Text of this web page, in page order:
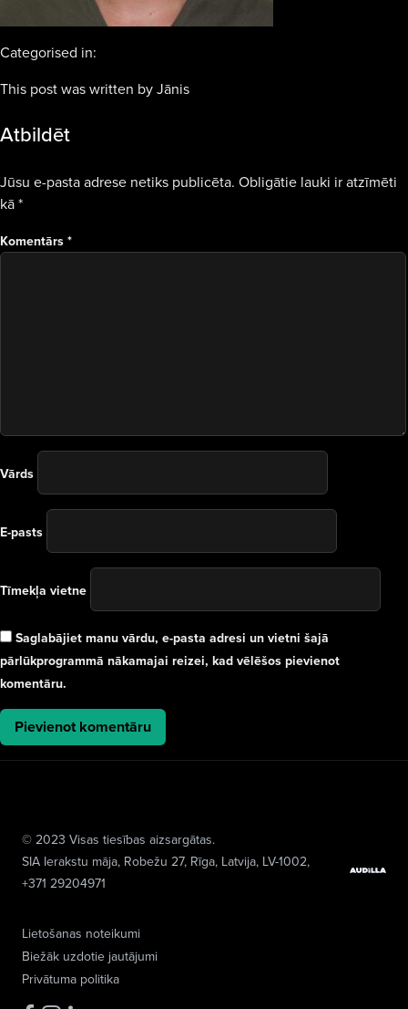
Categorised in:
This post was written by Jānis
Atbildēt
Jūsu e-pasta adrese netiks publicēta. Obligātie lauki ir atzīmēti
kā*
Komentārs *
Vārds
E-pasts
Tīmekļa vietne
Saglabājiet manu vārdu, e-pasta adresi un vietni šajā
pārlūkprogrammā nākamajai reizei, kad vēlēšos pievienot
komentāru.
Lietošanas noteikumi
Biežāk uzdotie jautājumi
Privātuma politika
© 2023 Visas tiesības aizsargātas.
SIA Ierakstu māja, Robežu 27, Rīga, Latvija, LV-1002,
+371 29204971